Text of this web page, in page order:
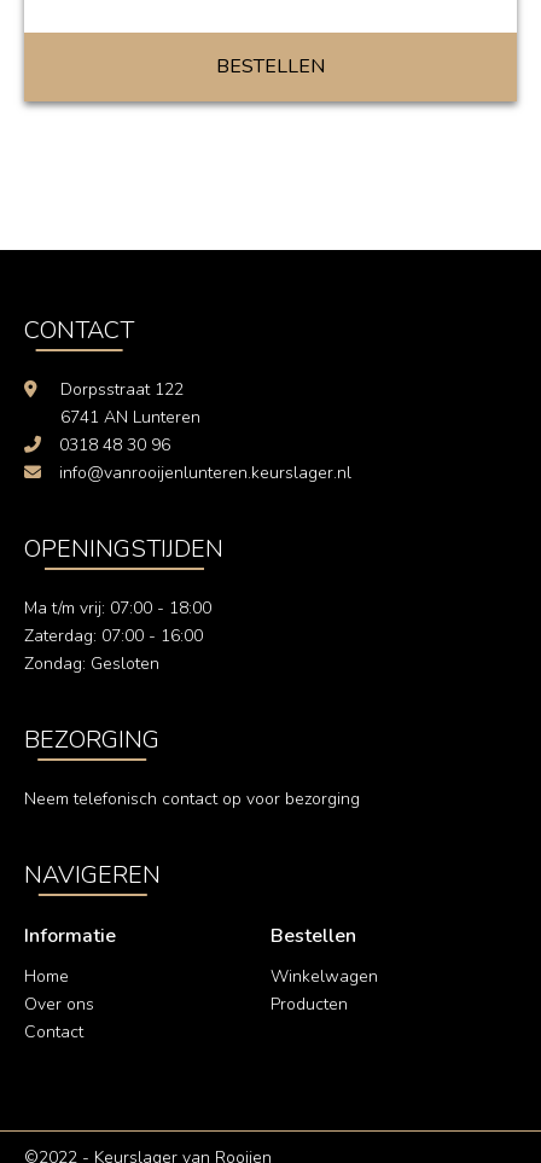
BESTELLEN
CONTACT
Dorpsstraat 122
6741 AN Lunteren
0318 48 30 96
info@vanrooijenlunteren.keurslager.nl
OPENINGSTIJDEN
Ma t/m vrij: 07:00 - 18:00
Zaterdag: 07:00 - 16:00
Zondag: Gesloten
BEZORGING
Neem telefonisch contact op voor bezorging
NAVIGEREN
Informatie
Home
Over ons
Contact
Bestellen
Winkelwagen
Producten
©2022 - Keurslager van Rooijen